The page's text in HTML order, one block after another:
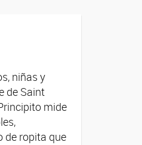
niñas y
de Saint
mide
de ropita que